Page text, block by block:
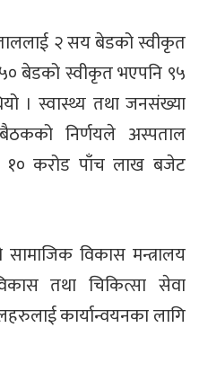
२ सय बेडको स्वीकृत
बेडको स्वीकृत भएपनि ९५
। स्वास्थ्य तथा जनसंख्या
निर्णयले अस्पताल
१० करोड पाँच लाख बजेट
विकास मन्त्रालय
तथा चिकित्सा सेवा
कार्यान्वयनका लागि